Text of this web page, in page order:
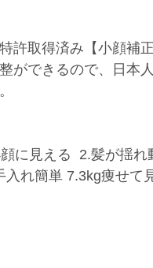
取得済み【小顔補
ができるので、日本
見える  2.髪が揺れ
れ簡単 7.3kg痩せて